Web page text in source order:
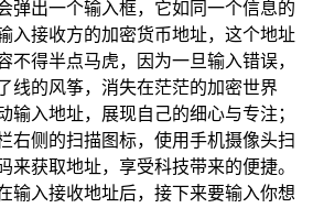
弹出一个输入框，它如同一个信息的
入接收方的加密货币地址，这个地址
不得半点马虎，因为一旦输入错误，
线的风筝，消失在茫茫的加密世界
输入地址，展现自己的细心与专注；
右侧的扫描图标，使用手机摄像头扫
来获取地址，享受科技带来的便捷。
输入接收地址后，接下来要输入你想